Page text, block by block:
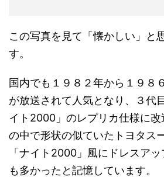
この写真を見て「懐かしい」と
す。
国内でも１９８２年から１９８
が放送されて人気となり、３代
イト2000」のレプリカ仕様に
の中で形状の似ていたトヨタス
「ナイト2000」風にドレスア
も多かったと記憶しています。